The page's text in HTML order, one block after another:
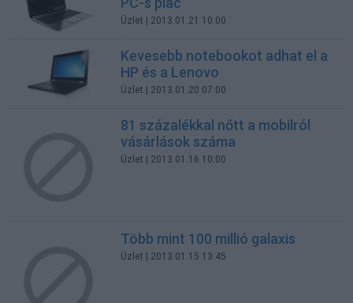
Üzlet | 2013.01.21 10:00
Kevesebb notebookot adhat el a
HP és a Lenovo
Üzlet | 2013.01.20 07:00
81 százalékkal nőtt a mobilról
vásárlások száma
Üzlet | 2013.01.16 10:00
Több mint 100 millió galaxis
Üzlet | 2013.01.15 13:45